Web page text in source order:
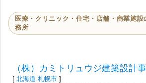
医療・クリニック・住宅・店舗・商業施
務所
（株）カミトリュウジ建築設計
[ 北海道 札幌市 ]